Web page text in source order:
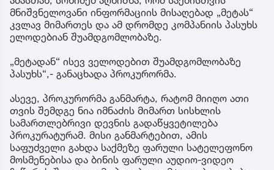
მნიშვნელოვანი ინფორმაციის მისაღებად „მეტას“
კვლავ მიმართეს და ამ დრომდე კომპანიის პასუხს
ელოდებიან შუამდგომლობაზე.
„მეტადან“ ისევ ველოდებით შუამდგომლობაზე
პასუხს“,- განაცხადა პროკურორმა.
ასევე, პროკურორმა განმარტა, რატომ მიიღო ათი
თვის შემდგე ნია იმნაძის მიმართ სისხლის
სამართლებრივი დევნის გადაწყვეტილება
პროკურატურამ. მისი განმარტებით, ამის
საფუძველი გახდა საქმეზე ფარული სატელეფონო
მოსმენებისა და ბინის ფარული აუდიო-ვიდეო